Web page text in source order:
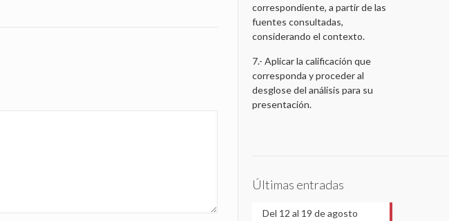
correspondiente, a partir de las
fuentes consultadas,
considerando el contexto.
7.- Aplicar la calificación que
corresponda y proceder al
desglose del análisis para su
presentación.
Últimas entradas
Del 12 al 19 de agosto